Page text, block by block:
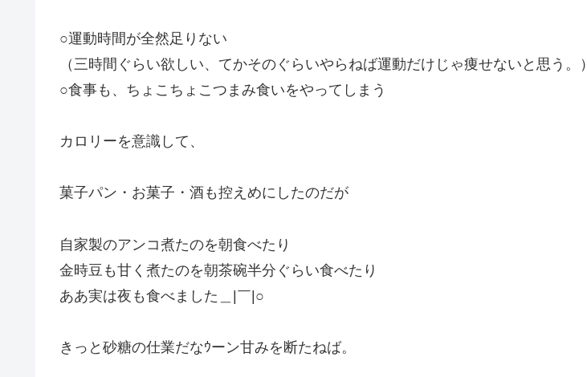
○運動時間が全然足りない
（三時間ぐらい欲しい、てかそのぐらいやらねば運動だけじゃ痩せないと思う。）
○食事も、ちょこちょこつまみ食いをやってしまう
カロリーを意識して、
菓子パン・お菓子・酒も控えめにしたのだが
自家製のアンコ煮たのを朝食べたり
金時豆も甘く煮たのを朝茶碗半分ぐらい食べたり
ああ実は夜も食べました＿|￣|○
きっと砂糖の仕業だなｳーン甘みを断たねば。